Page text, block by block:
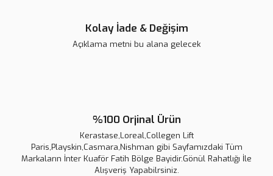
Kolay İade & Değişim
Açıklama metni bu alana gelecek
%100 Orjinal Ürün
Kerastase,Loreal,Collegen Lift
Paris,Playskin,Casmara,Nishman gibi Sayfamızdaki Tüm
Markaların İnter Kuaför Fatih Bölge Bayidir.Gönül Rahatlığı İle
Alışveriş Yapabilrsiniz.